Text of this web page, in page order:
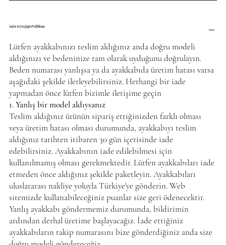
İade & Değişim Politikası
Lütfen ayakkabınızı teslim aldığınız anda doğru modeli
aldığınızı ve bedeninize tam olarak uyduğunu doğrulayın.
Beden numarası yanlışsa ya da ayakkabıda üretim hatası varsa
aşağıdaki şekilde ilerleyebilirsiniz. Herhangi bir iade
yapmadan önce lütfen bizimle iletişime geçin
1. Yanlış bir model aldıysanız
Teslim aldığınız ürünün sipariş ettiğinizden farklı olması
veya üretim hatası olması durumunda, ayakkabıyı teslim
aldığınız tarihten itibaren 30 gün içerisinde iade
edebilirsiniz. Ayakkabının iade edilebilmesi için
kullanılmamış olması gerekmektedir. Lütfen ayakkabıları iade
etmeden önce aldığınız şekilde paketleyin. Ayakkabıları
uluslararası nakliye yoluyla Türkiye'ye gönderin. Web
sitemizde kullanabileceğiniz puanlar size geri ödenecektir.
Yanlış ayakkabı göndermemiz durumunda, bildirimin
ardından derhal üretime başlayacağız. İade ettiğiniz
ayakkabıların takip numarasını bize gönderdiğiniz anda size